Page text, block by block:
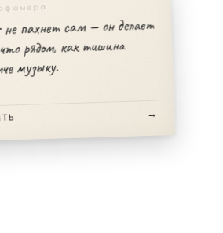
пахнет сам — он делает
рядом, как тишина
музыку.